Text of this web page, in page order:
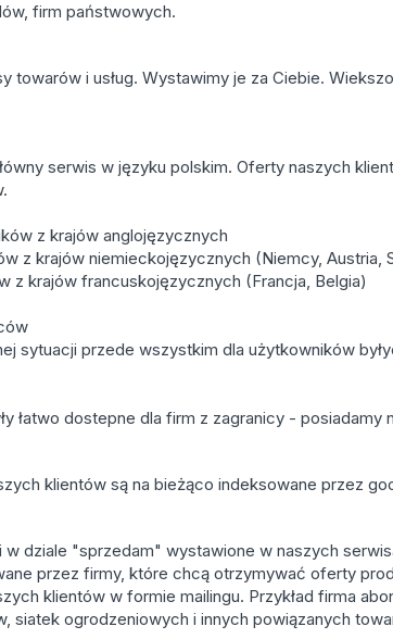
firm państwowych.
towarów i usług. Wystawimy je za Ciebie.
serwis w języku polskim. Oferty naszych
z krajów anglojęzycznych
z krajów niemieckojęzycznych (Niemcy, Austria,
z krajów francuskojęzycznych (Francja, Belgia)
sytuacji przede wszystkim dla użytkowników
łatwo dostepne dla firm z zagranicy - posiadamy
klientów są na bieżąco indeksowane przez
w dziale "sprzedam" wystawione w naszych
przez firmy, które chcą otrzymywać oferty
klientów w formie mailingu. Przykład firma
siatek ogrodzeniowych i innych powiązanych